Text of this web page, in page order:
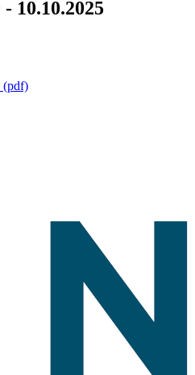
10.10.2025
(pdf)